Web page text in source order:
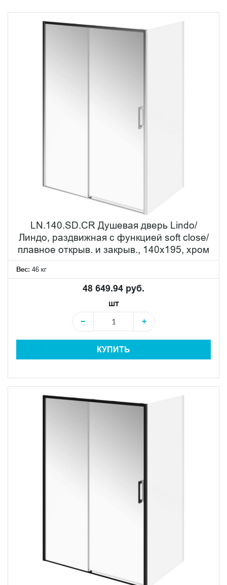
LN.140.SD.CR Душевая дверь Lindo/
Линдо, раздвижная с функцией soft close/
плавное открыв. и закрыв., 140х195, хром
Вес: 46 кг
48 649.94 руб.
шт
−
+
КУПИТЬ